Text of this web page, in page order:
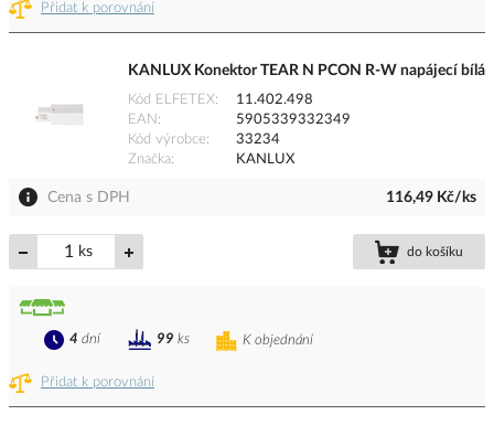
Přidat k porovnání
KANLUX Konektor TEAR N PCON R-W napájecí bílá
Kód ELFETEX
11.402.498
EAN
5905339332349
Kód výrobce
33234
Značka
KANLUX
Cena s DPH 116,49 Kč/ks
ks do košíku
Přidat k porovnání
K objednání
4 dní 99 ks